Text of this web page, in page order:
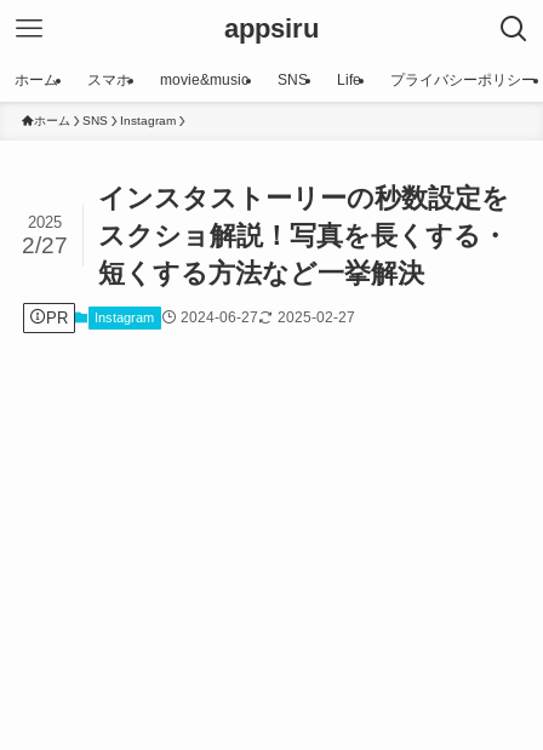
appsiru
ホーム スマホ movie&music SNS Life プライバシーポリシー
ホーム SNS Instagram
インスタストーリーの秒数設定を
スクショ解説！写真を長くする・
短くする方法など一挙解決
2025
2/27
PR Instagram 2024-06-27 2025-02-27